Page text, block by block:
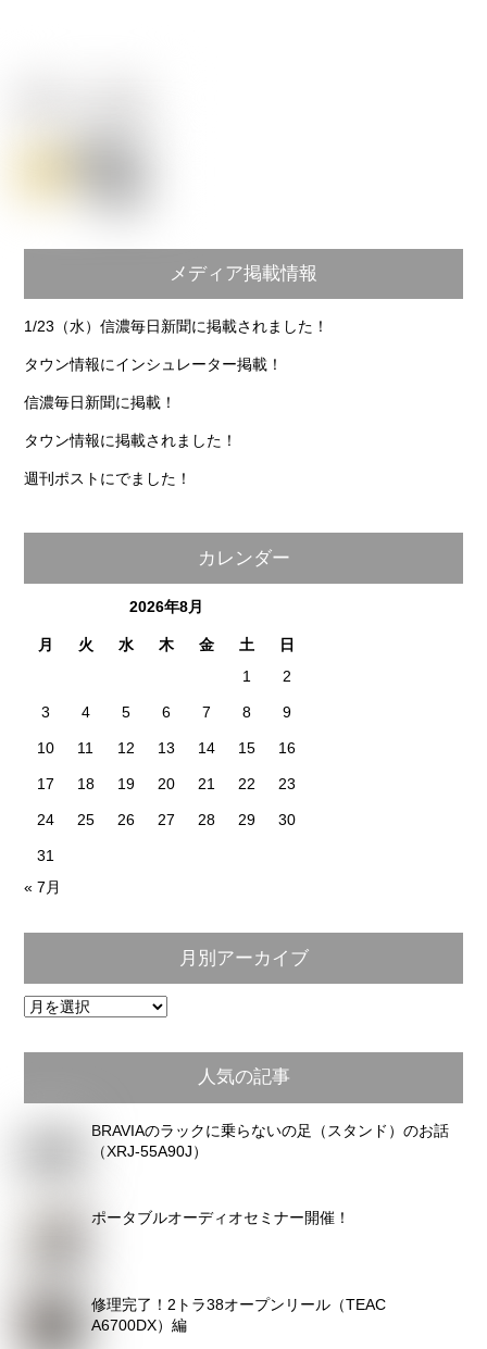
メディア掲載情報
1/23（水）信濃毎日新聞に掲載されました！
タウン情報にインシュレーター掲載！
信濃毎日新聞に掲載！
タウン情報に掲載されました！
週刊ポストにでました！
カレンダー
2026年8月
月 火 水 木 金 土
日
1
2
3 4 5 6 7 8 9
10 11 12 13 14 15 16
17 18 19 20 21 22 23
24 25 26 27 28 29 30
31
« 7月
月別アーカイブ
月
ア
カ
人気の記事
BRAVIAのラックに乗らないの足（スタンド）のお話
（XRJ-55A90J）
ポータブルオーディオセミナー開催！
修理完了！2トラ38オープンリール（TEAC
A6700DX）編